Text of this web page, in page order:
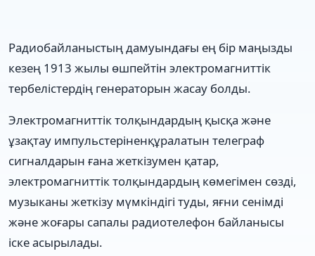
Радиобайланыстың дамуындағы ең бір маңызды
кезең 1913 жылы өшпейтін электромагниттік
тербелістердің генераторын жасау болды.
Электромагниттік толқындардың қысқа және
ұзақтау импульстеріненқұралатын телеграф
сигналдарын ғана жеткізумен қатар,
электромагниттік толқындардың көмегімен сөзді,
музыканы жеткізу мүмкіндігі туды, яғни сенімді
және жоғары сапалы радиотелефон байланысы
іске асырылады.